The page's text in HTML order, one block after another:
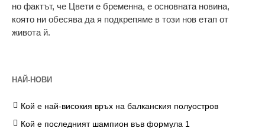
но фактът, че Цвети е бременна, е основната новина,
която ни обесява да я подкрепяме в този нов етап от
живота й.
НАЙ-НОВИ
Кой е най-високия връх на балканския полуостров
Кой е последният шампион във формула 1